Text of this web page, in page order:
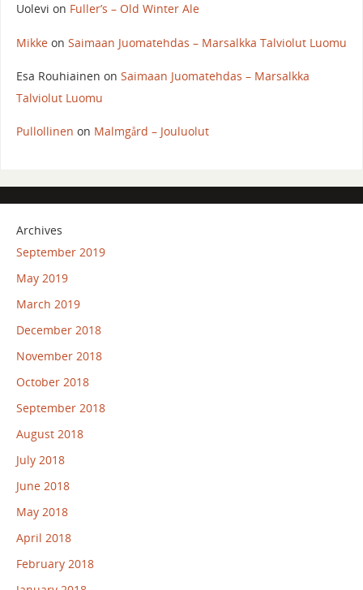
Uolevi on Fuller’s – Old Winter Ale
Mikkeon Saimaan Juomatehdas – Marsalkka Talviolut Luomu
Esa Rouhiainen on Saimaan Juomatehdas – Marsalkka
Talviolut Luomu
Pullollinen on Malmgård – Jouluolut
Archives
September 2019
May 2019
March 2019
December 2018
November 2018
October 2018
September 2018
August 2018
July 2018
June 2018
May 2018
April 2018
February 2018